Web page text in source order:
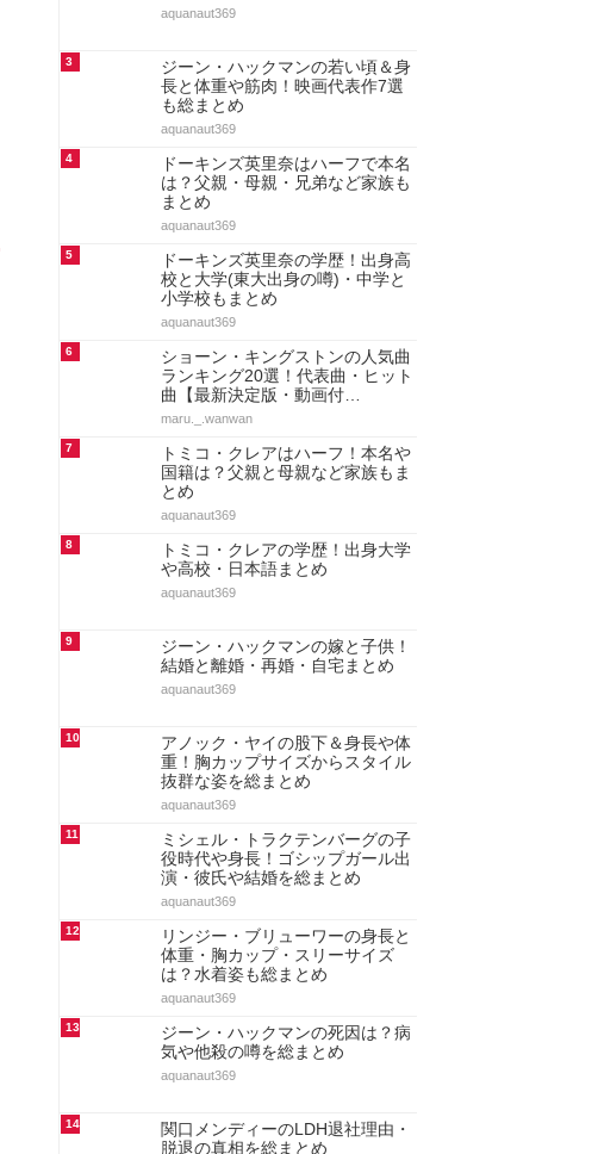
aquanaut369
3
ジーン・ハックマンの若い頃＆身
長と体重や筋肉！映画代表作7選
も総まとめ
aquanaut369
4
ドーキンズ英里奈はハーフで本名
は？父親・母親・兄弟など家族も
まとめ
aquanaut369
5
ドーキンズ英里奈の学歴！出身高
校と大学(東大出身の噂)・中学と
小学校もまとめ
aquanaut369
6
ショーン・キングストンの人気曲
ランキング20選！代表曲・ヒット
曲【最新決定版・動画付…
maru._.wanwan
7
トミコ・クレアはハーフ！本名や
国籍は？父親と母親など家族もま
とめ
aquanaut369
8
トミコ・クレアの学歴！出身大学
や高校・日本語まとめ
aquanaut369
9
ジーン・ハックマンの嫁と子供！
結婚と離婚・再婚・自宅まとめ
aquanaut369
10
アノック・ヤイの股下＆身長や体
重！胸カップサイズからスタイル
抜群な姿を総まとめ
aquanaut369
11
ミシェル・トラクテンバーグの子
役時代や身長！ゴシップガール出
演・彼氏や結婚を総まとめ
aquanaut369
12
リンジー・ブリューワーの身長と
体重・胸カップ・スリーサイズ
は？水着姿も総まとめ
aquanaut369
13
ジーン・ハックマンの死因は？病
気や他殺の噂を総まとめ
aquanaut369
14
関口メンディーのLDH退社理由・
脱退の真相を総まとめ